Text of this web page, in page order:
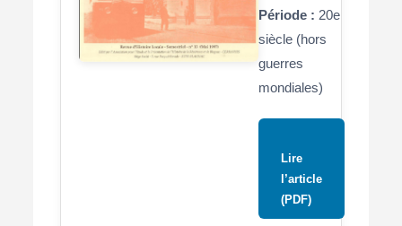
Période : 20e
siècle (hors
guerres
mondiales)
Lire
l’article
(PDF)